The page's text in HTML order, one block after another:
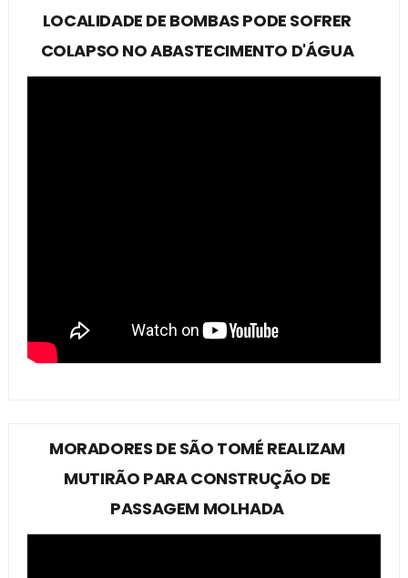
LOCALIDADE DE BOMBAS PODE SOFRER
COLAPSO NO ABASTECIMENTO D'ÁGUA
MORADORES DE SÃO TOMÉ REALIZAM
MUTIRÃO PARA CONSTRUÇÃO DE
PASSAGEM MOLHADA